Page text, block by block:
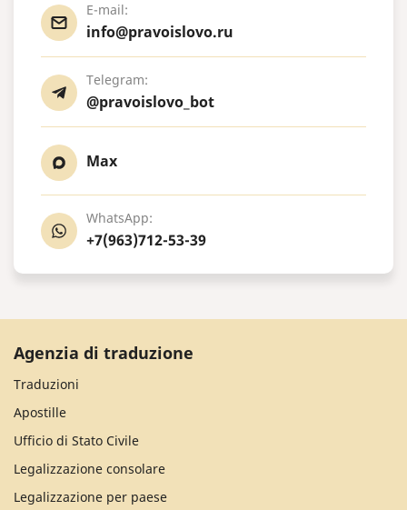
E-mail:
info@pravoislovo.ru
Telegram:
@pravoislovo_bot
Max
WhatsApp:
+7(963)712-53-39
Agenzia di traduzione
Traduzioni
Apostille
Ufficio di Stato Civile
Legalizzazione consolare
Legalizzazione per paese